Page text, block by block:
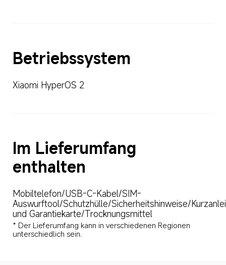
Betriebssystem
Xiaomi HyperOS 2
Im Lieferumfang
enthalten
Mobiltelefon/USB-C-Kabel/SIM-
Auswurftool/Schutzhülle/Sicherheitshinweise/
und Garantiekarte/Trocknungsmittel
* Der Lieferumfang kann in verschiedenen Regionen
unterschiedlich sein.